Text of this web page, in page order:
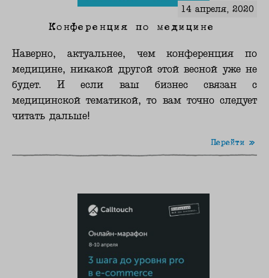
14 апреля, 2020
Конференция по медицине
Наверно, актуальнее, чем конференция по
медицине, никакой другой этой весной уже не
будет. И если ваш бизнес связан с
медицинской тематикой, то вам точно следует
читать дальше!
Перейти »